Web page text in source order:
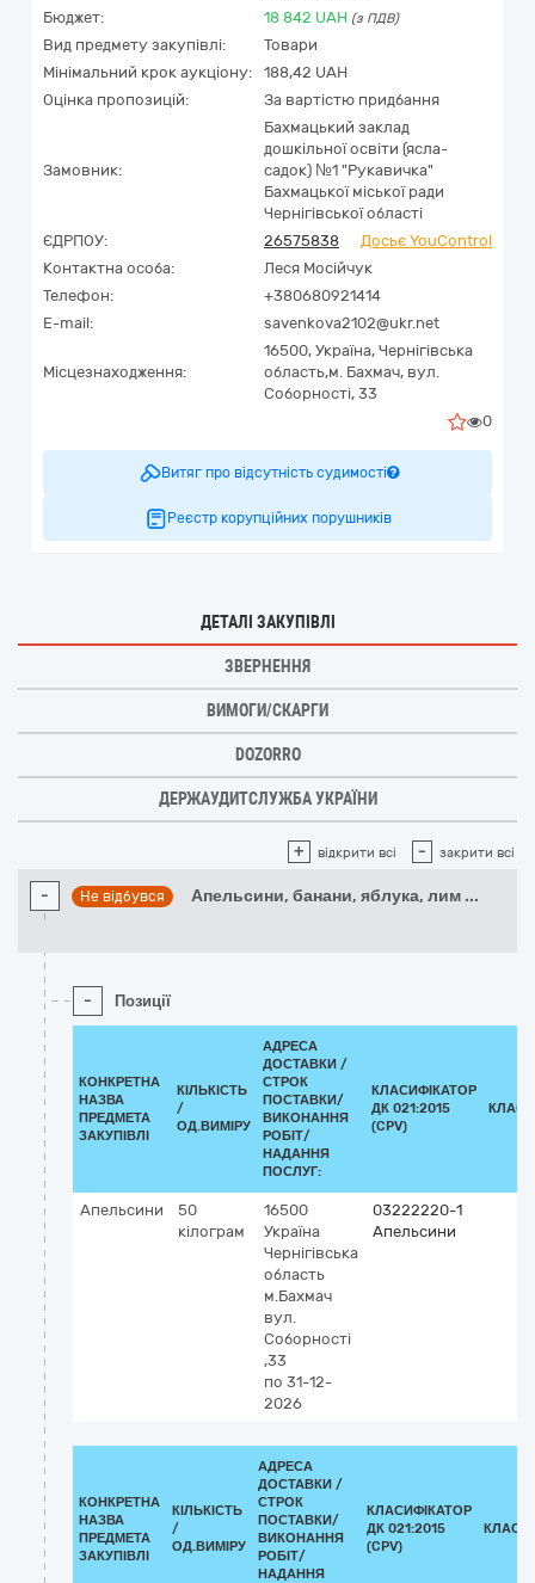
Бюджет: 18 842 UAH (з ПДВ)
Вид предмету закупівлі:
Товари
Мінімальний крок аукціону:
188,42 UAH
Оцінка пропозицій:
За вартістю придбання
Замовник:
Бахмацький заклад
дошкільної освіти (ясла-
садок) №1 "Рукавичка"
Бахмацької міської ради
Чернігівської області
ЄДРПОУ:
26575838
Досьє YouControl
Контактна особа:
Леся Мосійчук
Телефон:
+380680921414
E-mail:
savenkova2102@ukr.net
Місцезнаходження:
16500, Україна, Чернігівська
область,м. Бахмач, вул.
Соборності, 33
0
Витяг про відсутність судимості
Реєстр корупційних порушників
ДЕТАЛІ ЗАКУПІВЛІ
ЗВЕРНЕННЯ
ВИМОГИ/СКАРГИ
DOZORRO
ДЕРЖАУДИТСЛУЖБА УКРАЇНИ
+ відкрити всі - закрити всі
- Не відбувся Апельсини, банани, яблука, лим ...
- Позиції
КОНКРЕТНА
НАЗВА
ПРЕДМЕТА
ЗАКУПІВЛІ
КІЛЬКІСТЬ
/
ОД.ВИМІРУ
АДРЕСА
ДОСТАВКИ /
СТРОК
ПОСТАВКИ/
ВИКОНАННЯ
РОБІТ/
НАДАННЯ
ПОСЛУГ:
КЛАСИФІКАТОР
ДК 021:2015
(CPV)
Апельсини
50
кілограм
16500
Україна
Чернігівська
область
м.Бахмач
вул.
Соборності
,33
по 31-12-
2026
03222220-1
Апельсини
КОНКРЕТНА
НАЗВА
ПРЕДМЕТА
ЗАКУПІВЛІ
КІЛЬКІСТЬ
/
ОД.ВИМІРУ
АДРЕСА
ДОСТАВКИ /
СТРОК
ПОСТАВКИ/
ВИКОНАННЯ
РОБІТ/
НАДАННЯ
КЛАСИФІКАТОР
ДК 021:2015
(CPV)